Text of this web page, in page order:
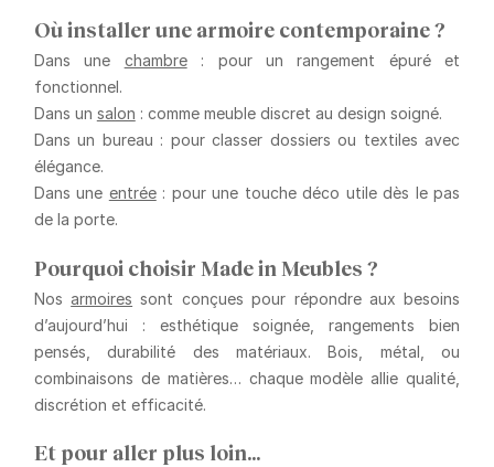
Où installer une armoire contemporaine ?
Dans une chambre: pour un rangement épuré et
fonctionnel.
Dans un salon : comme meuble discret au design soigné.
Dans un bureau : pour classer dossiers ou textiles avec
élégance.
Dans une entrée: pour une touche déco utile dès le pas
de la porte.
Pourquoi choisir Made in Meubles ?
Nosarmoires sont conçues pour répondre aux besoins
d’aujourd’hui : esthétique soignée, rangements bien
pensés, durabilité des matériaux. Bois, métal, ou
combinaisons de matières… chaque modèle allie qualité,
discrétion et efficacité.
Et pour aller plus loin…